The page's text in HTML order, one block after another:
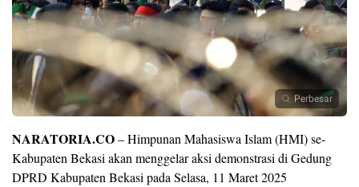
Perbesar
NARATORIA.CO– Himpunan Mahasiswa Islam (HMI) se-
Kabupaten Bekasi akan menggelar aksi demonstrasi di Gedung
DPRD Kabupaten Bekasi pada Selasa, 11 Maret 2025